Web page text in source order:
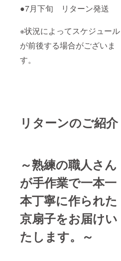
●7月下旬 リターン発送
※状況によってスケジュール
が前後する場合がございま
す。
リターンのご紹介
～熟練の職人さん
が手作業で一本一
本丁寧に作られた
京扇子をお届けい
たします。～